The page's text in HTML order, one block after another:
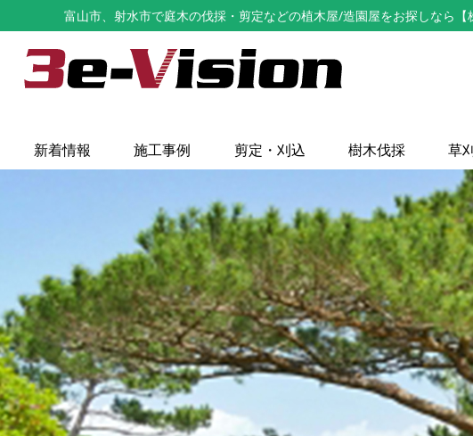
富山市、射水市で庭木の伐採・剪定などの植木屋/造園屋をお探しなら
新着情報 施工事例 剪定・刈込 樹木伐採 草